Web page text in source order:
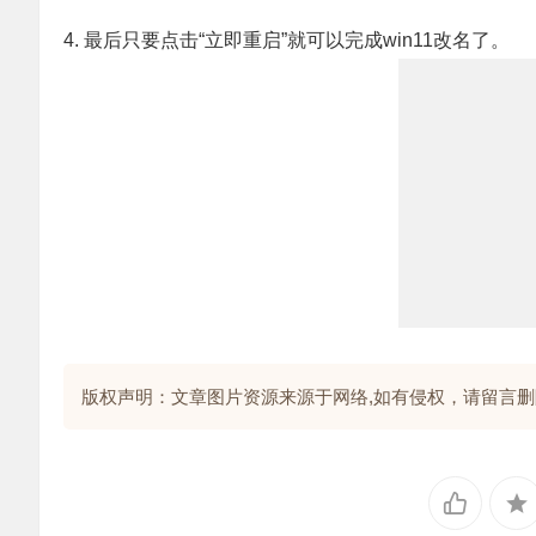
4. 最后只要点击“立即重启”就可以完成win11改名了。
版权声明：文章图片资源来源于网络,如有侵权，请留言